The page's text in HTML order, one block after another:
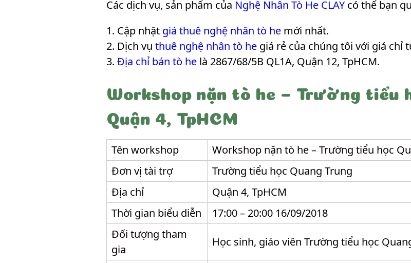
Các dịch vụ, sản phẩm của Nghệ Nhân Tò He CLAY có thể bạn
Cập nhật giá thuê nghệ nhân tò he mới nhất.
Dịch vụ thuê nghệ nhân tò he giá rẻ của chúng tôi với giá chỉ
Địa chỉ bán tò he là 2867/68/5B QL1A, Quận 12, TpHCM.
Workshop nặn tò he – Trường tiểu
Quận 4, TpHCM
Tên workshop
Workshop nặn tò he – Trường tiểu học
Đơn vị tài trợ
Trường tiểu học Quang Trung
Địa chỉ
Quận 4, TpHCM
Thời gian biểu diễn
17:00 – 20:00 16/09/2018
Đối tượng tham
gia
Học sinh, giáo viên Trường tiểu học